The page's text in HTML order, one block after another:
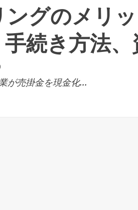
グのメリ
手続き方法
が売掛金を現金化...